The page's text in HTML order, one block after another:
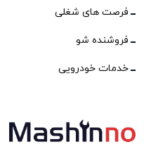
فرصت های شغلی
فروشنده شو
خدمات خودرویی